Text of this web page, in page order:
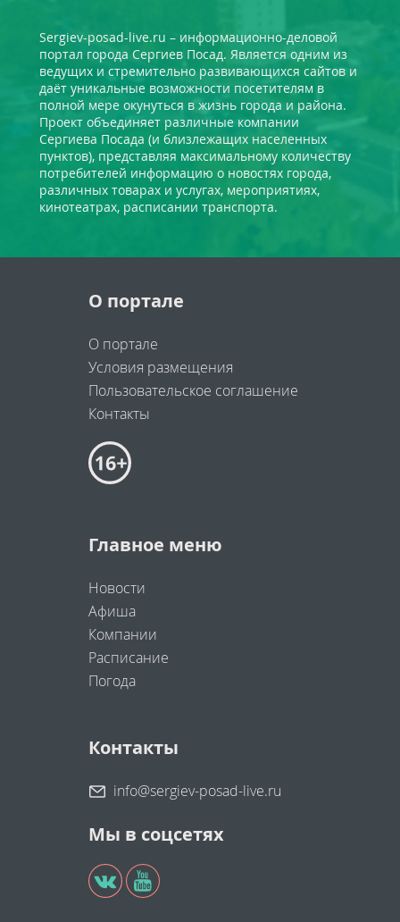
Sergiev-posad-live.ru – информационно-деловой
портал города Сергиев Посад. Является одним из
ведущих и стремительно развивающихся сайтов и
даёт уникальные возможности посетителям в
полной мере окунуться в жизнь города и района.
Проект объединяет различные компании
Сергиева Посада (и близлежащих населенных
пунктов), представляя максимальному количеству
потребителей информацию о новостях города,
различных товарах и услугах, мероприятиях,
кинотеатрах, расписании транспорта.
О портале
О портале
Условия размещения
Пользовательское соглашение
Контакты
Главное меню
Новости
Афиша
Компании
Расписание
Погода
Контакты
info@sergiev-posad-live.ru
Мы в соцсетях